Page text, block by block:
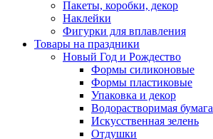
Пакеты, коробки, декор
Наклейки
Фигурки для вплавления
Товары на праздники
Новый Год и Рождество
Формы силиконовые
Формы пластиковые
Упаковка и декор
Водорастворимая бумага
Искусственная зелень
Отдушки